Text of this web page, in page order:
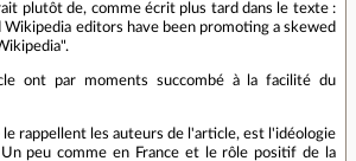
plutôt de, comme écrit plus tard dans le texte :
editors have been promoting a skewed
ont par moments succombé à la facilité du
le rappellent les auteurs de l'article, est l'idéologie
peu comme en France et le rôle positif de la